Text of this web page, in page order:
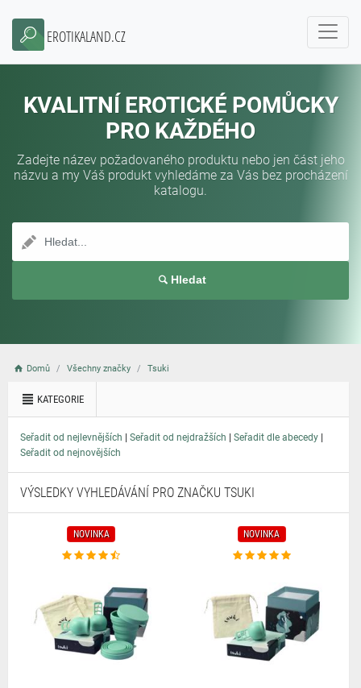
EROTIKALAND.CZ
KVALITNÍ EROTICKÉ POMŮCKY
PRO KAŽDÉHO
Zadejte název požadovaného produktu nebo jen část jeho
názvu a my Váš produkt vyhledáme za Vás bez procházení
katalogu.
Hledat
Domů Všechny značky Tsuki
KATEGORIE
Seřadit od nejlevnějších | Seřadit od nejdražších | Seřadit dle abecedy |
Seřadit od nejnovějších
VÝSLEDKY VYHLEDÁVÁNÍ PRO ZNAČKU TSUKI
NOVINKA NOVINKA